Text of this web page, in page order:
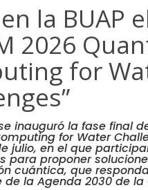
la BUAP
2026
for
inauguró la fase final
for Water
julio, en el que
para proponer
cuántica, que
la Agenda 2030 de la